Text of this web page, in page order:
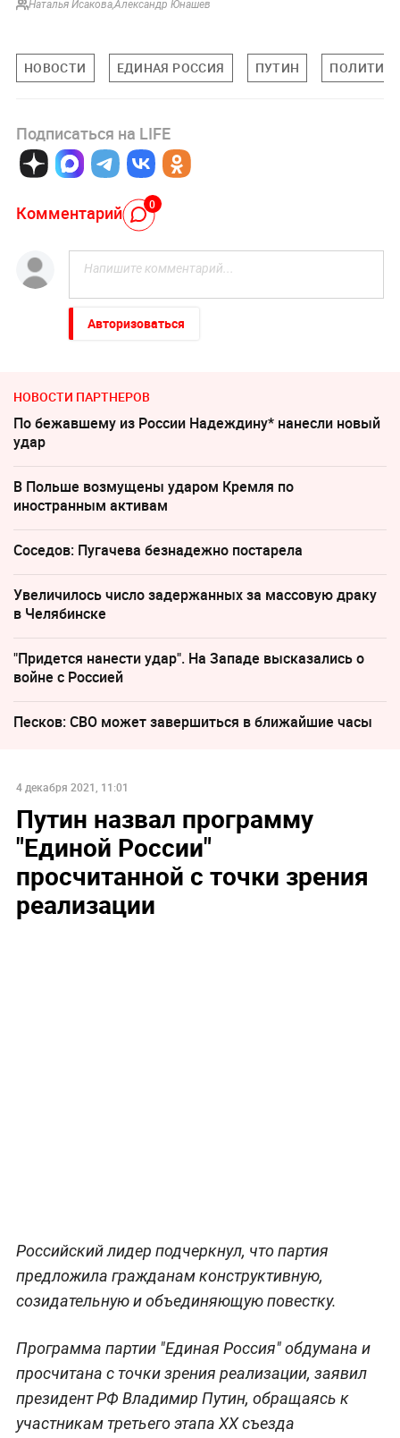
Наталья Исакова,Александр Юнашев
НОВОСТИ ЕДИНАЯ РОССИЯ ПУТИН
Подписаться на LIFE
Комментарий 0
Авторизоваться
НОВОСТИ ПАРТНЕРОВ
По бежавшему из России Надеждину* нанесли новый
удар
В Польше возмущены ударом Кремля по
иностранным активам
Соседов: Пугачева безнадежно постарела
Увеличилось число задержанных за массовую драку
в Челябинске
"Придется нанести удар". На Западе высказались о
войне с Россией
Песков: СВО может завершиться в ближайшие часы
4 декабря 2021, 11:01
Путин назвал программу
"Единой России"
просчитанной с точки зрения
реализации
Российский лидер подчеркнул, что партия
предложила гражданам конструктивную,
созидательную и объединяющую повестку.
Программа партии "Единая Россия" обдумана и
просчитана с точки зрения реализации, заявил
президент РФ Владимир Путин, обращаясь к
участникам третьего этапа XX съезда